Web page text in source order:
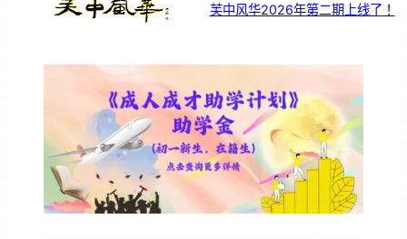
芙中风华2026年第二期上线了！